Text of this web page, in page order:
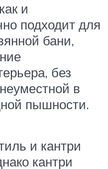
и
подходит для
бани,
без
в
пышности.
и кантри
кантри